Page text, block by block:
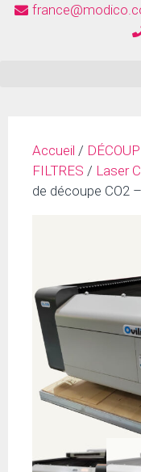
Accueil /
FILTRES / Laser
de découpe CO2